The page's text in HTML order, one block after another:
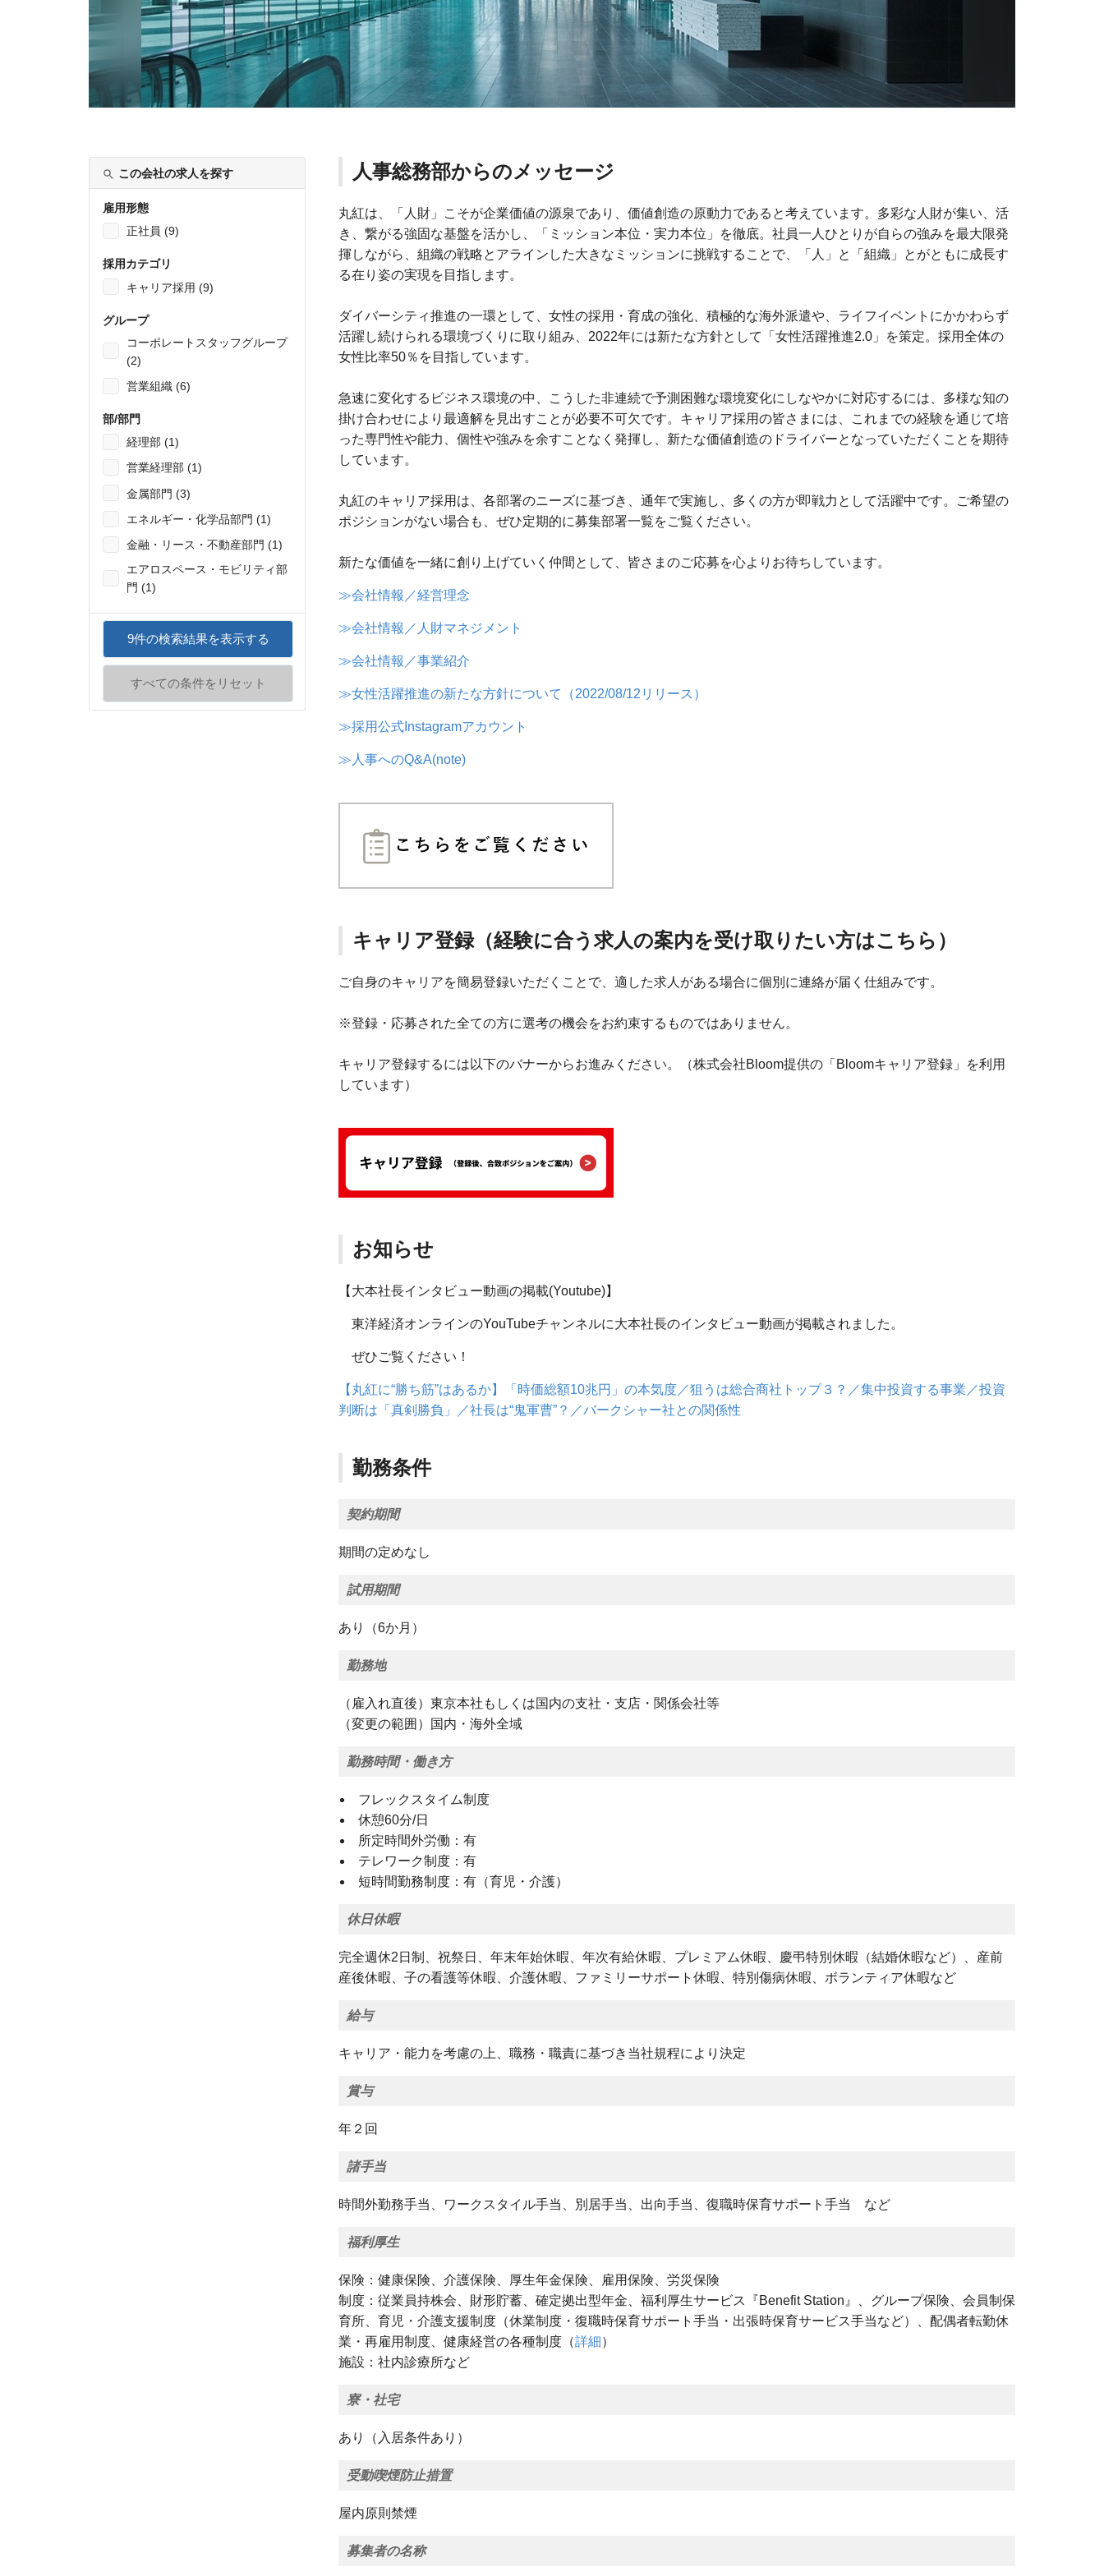
この会社の求人を探す
雇用形態
正社員 (9)
採用カテゴリ
キャリア採用 (9)
グループ
コーポレートスタッフグループ
(2)
営業組織 (6)
部/部門
経理部 (1)
営業経理部 (1)
金属部門 (3)
エネルギー・化学品部門 (1)
金融・リース・不動産部門 (1)
エアロスペース・モビリティ部
門 (1)
9件の検索結果を表示する
すべての条件をリセット
人事総務部からのメッセージ
丸紅は、「人財」こそが企業価値の源泉であり、価値創造の原動力であると考えています。多彩な人財が集い、活
き、繋がる強固な基盤を活かし、「ミッション本位・実力本位」を徹底。社員一人ひとりが自らの強みを最大限発
揮しながら、組織の戦略とアラインした大きなミッションに挑戦することで、「人」と「組織」とがともに成長す
る在り姿の実現を目指します。
ダイバーシティ推進の一環として、女性の採用・育成の強化、積極的な海外派遣や、ライフイベントにかかわらず
活躍し続けられる環境づくりに取り組み、2022年には新たな方針として「女性活躍推進2.0」を策定。採用全体の
女性比率50％を目指しています。
急速に変化するビジネス環境の中、こうした非連続で予測困難な環境変化にしなやかに対応するには、多様な知の
掛け合わせにより最適解を見出すことが必要不可欠です。キャリア採用の皆さまには、これまでの経験を通じて培
った専門性や能力、個性や強みを余すことなく発揮し、新たな価値創造のドライバーとなっていただくことを期待
しています。
丸紅のキャリア採用は、各部署のニーズに基づき、通年で実施し、多くの方が即戦力として活躍中です。ご希望の
ポジションがない場合も、ぜひ定期的に募集部署一覧をご覧ください。
新たな価値を一緒に創り上げていく仲間として、皆さまのご応募を心よりお待ちしています。
≫会社情報／経営理念
≫会社情報／人財マネジメント
≫会社情報／事業紹介
≫女性活躍推進の新たな方針について（2022/08/12リリース）
≫採用公式Instagramアカウント
≫人事へのQ&A(note)
キャリア登録（経験に合う求人の案内を受け取りたい方はこちら）
ご自身のキャリアを簡易登録いただくことで、適した求人がある場合に個別に連絡が届く仕組みです。
※登録・応募された全ての方に選考の機会をお約束するものではありません。
キャリア登録するには以下のバナーからお進みください。（株式会社Bloom提供の「Bloomキャリア登録」を利用
しています）
お知らせ
【大本社長インタビュー動画の掲載(Youtube)】
東洋経済オンラインのYouTubeチャンネルに大本社長のインタビュー動画が掲載されました。
ぜひご覧ください！
【丸紅に“勝ち筋”はあるか】「時価総額10兆円」の本気度／狙うは総合商社トップ３？／集中投資する事業／投資
判断は「真剣勝負」／社長は“鬼軍曹”？／バークシャー社との関係性
勤務条件
契約期間
期間の定めなし
試用期間
あり（6か月）
勤務地
（雇入れ直後）東京本社もしくは国内の支社・支店・関係会社等
（変更の範囲）国内・海外全域
勤務時間・働き方
フレックスタイム制度
休憩60分/日
所定時間外労働：有
テレワーク制度：有
短時間勤務制度：有（育児・介護）
休日休暇
完全週休2日制、祝祭日、年末年始休暇、年次有給休暇、プレミアム休暇、慶弔特別休暇（結婚休暇など）、産前
産後休暇、子の看護等休暇、介護休暇、ファミリーサポート休暇、特別傷病休暇、ボランティア休暇など
給与
キャリア・能力を考慮の上、職務・職責に基づき当社規程により決定
賞与
年２回
諸手当
時間外勤務手当、ワークスタイル手当、別居手当、出向手当、復職時保育サポート手当 など
福利厚生
保険：健康保険、介護保険、厚生年金保険、雇用保険、労災保険
制度：従業員持株会、財形貯蓄、確定拠出型年金、福利厚生サービス『Benefit Station』、グループ保険、会員制保
育所、育児・介護支援制度（休業制度・復職時保育サポート手当・出張時保育サービス手当など）、配偶者転勤休
業・再雇用制度、健康経営の各種制度（詳細）
施設：社内診療所など
寮・社宅
あり（入居条件あり）
受動喫煙防止措置
屋内原則禁煙
募集者の名称